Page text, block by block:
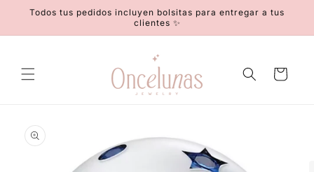
directamente
Todos tus pedidos incluyen bolsitas para entregar a tus
clientes ✨
Carrito
información